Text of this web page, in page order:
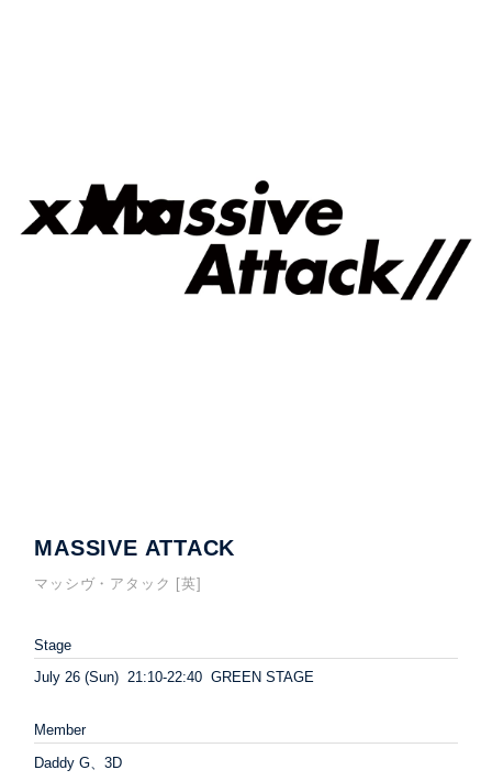
MASSIVE ATTACK
マッシヴ・アタック [英]
Stage
July 26 (Sun) 21:10-22:40 GREEN STAGE
Member
Daddy G、3D